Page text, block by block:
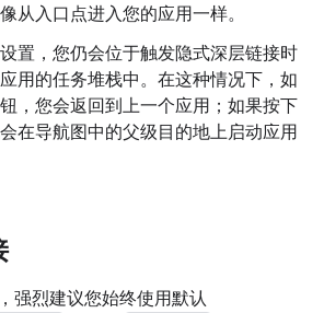
从入口点进入您的应用一样。
置，您仍会位于触发隐式深层链接时
用的任务堆栈中。在这种情况下，如
，您会返回到上一个应用；如果按下
在导航图中的父级目的地上启动应用
强烈建议您始终使用默认